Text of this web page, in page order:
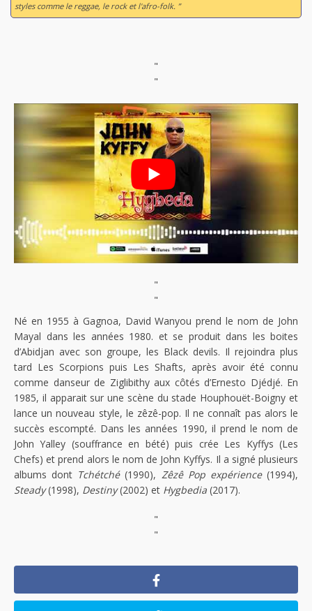
styles comme le reggae, le rock et l'afro-folk. ”
"
"
"
"
Né en 1955 à Gagnoa, David Wanyou prend le nom de John
Mayal dans les années 1980. et se produit dans les boites
d’Abidjan avec son groupe, les Black devils. Il rejoindra plus
tard Les Scorpions puis Les Shafts, après avoir été connu
comme danseur de Ziglibithy aux côtés d’Ernesto Djédjé. En
1985, il apparait sur une scène du stade Houphouët-Boigny et
lance un nouveau style, le zêzê-pop. Il ne connaît pas alors le
succès escompté. Dans les années 1990, il prend le nom de
John Yalley (souffrance en bété) puis crée Les Kyffys (Les
Chefs) et prend alors le nom de John Kyffys. Il a signé plusieurs
albums dont Tchétché(1990), Zêzê Pop expérience(1994),
Steady(1998), Destiny(2002) et Hygbedia (2017).
"
"